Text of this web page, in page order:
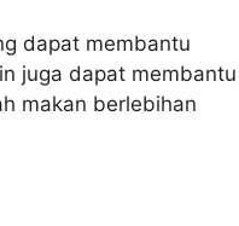
dapat membantu
juga dapat membantu
makan berlebihan